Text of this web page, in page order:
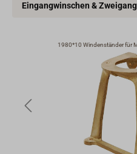
Eingangwinschen &
1980*10 Windenständer für